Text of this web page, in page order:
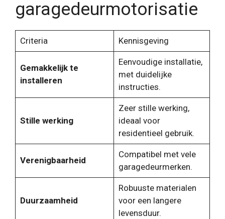
garagedeurmotorisatie
Criteria Kennisgeving
Gemakkelijk te
installeren
Eenvoudige installatie,
met duidelijke
instructies.
Stille werking
Zeer stille werking,
ideaal voor
residentieel gebruik.
Verenigbaarheid
Compatibel met vele
garagedeurmerken.
Duurzaamheid
Robuuste materialen
voor een langere
levensduur.